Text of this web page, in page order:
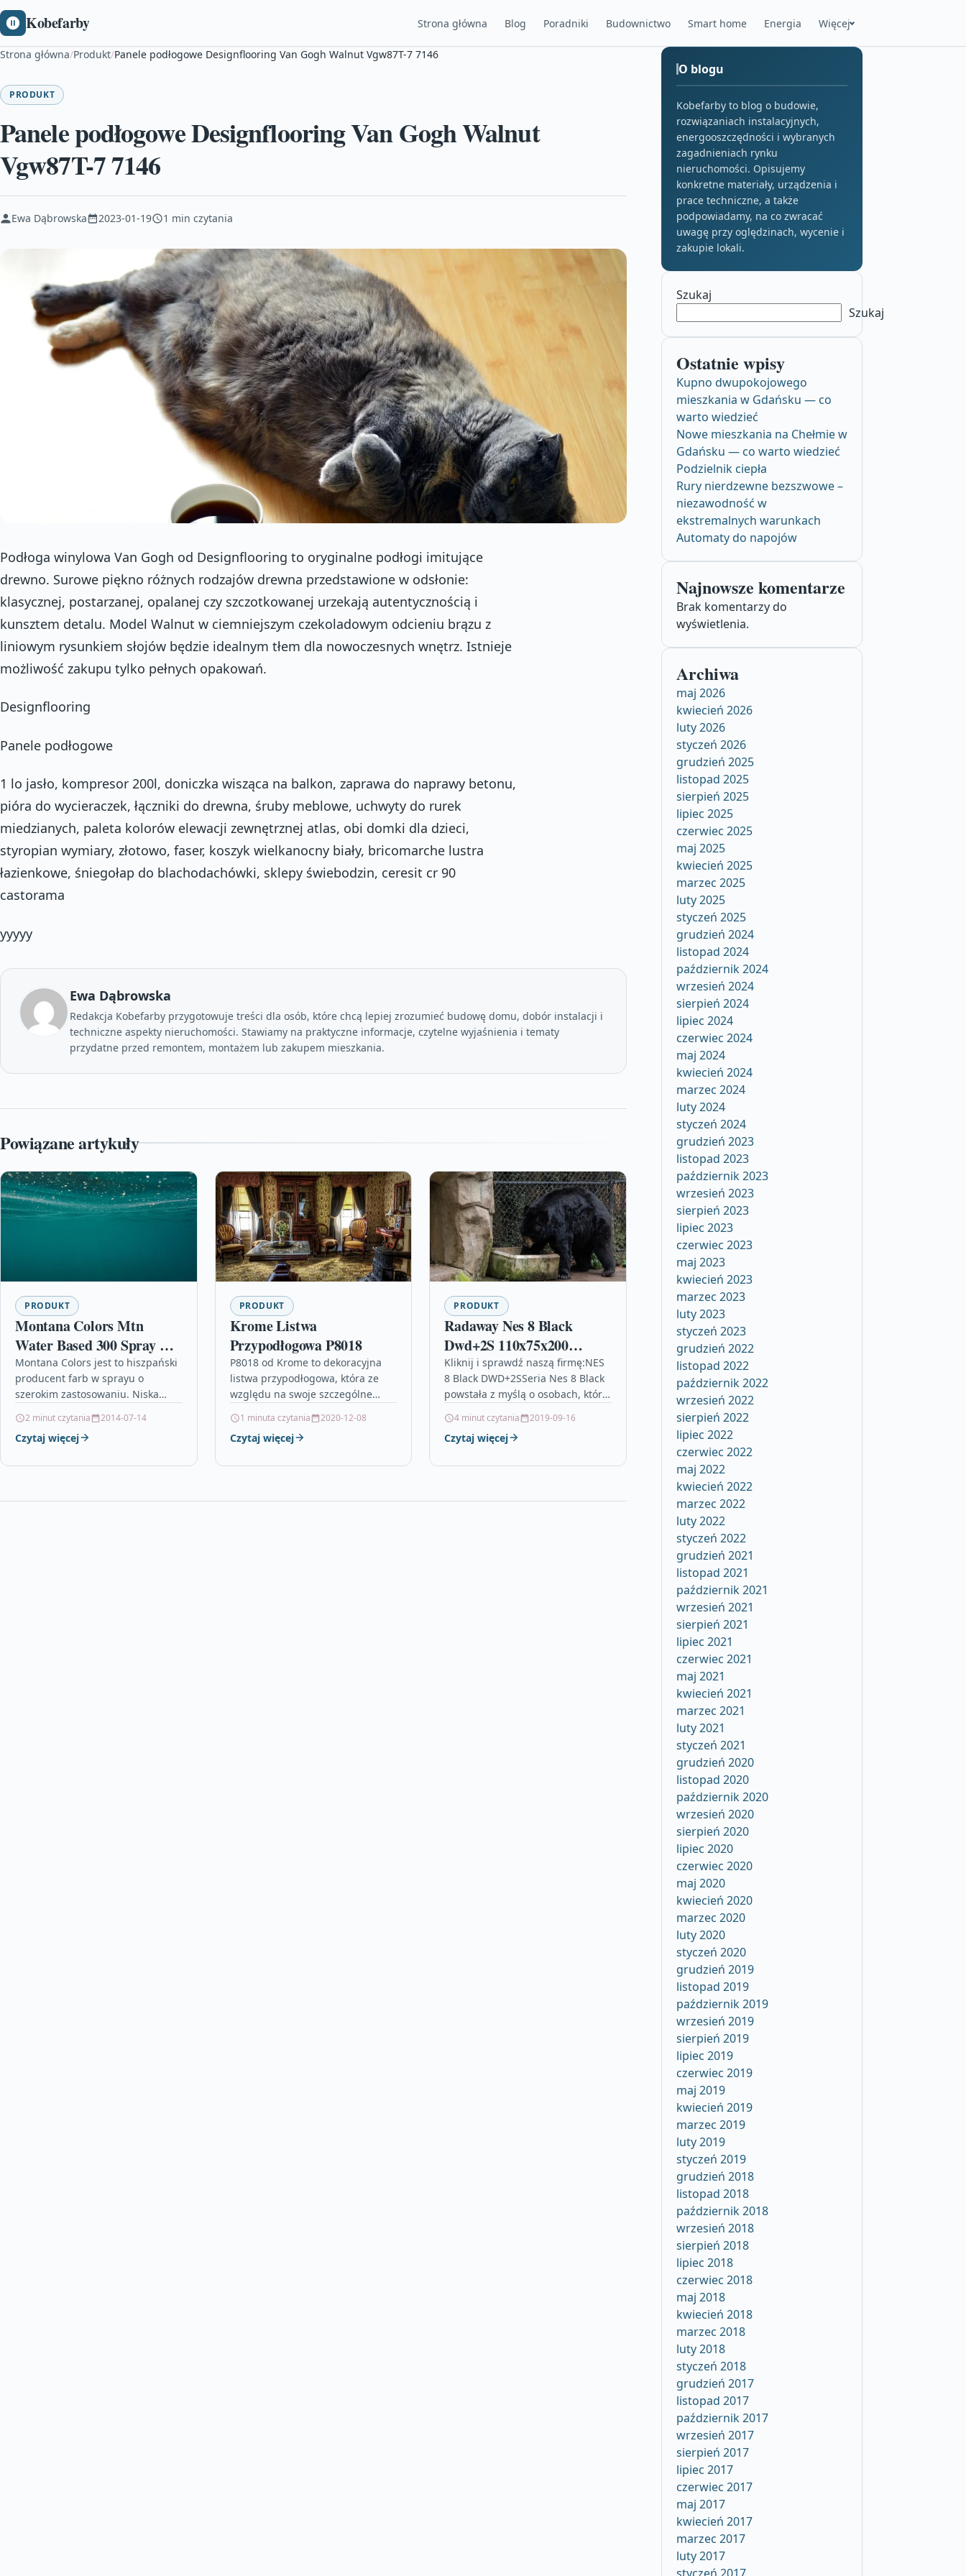
Kobefarby Strona główna Blog Poradniki Budownictwo Smart home Energia Więcej
Strona główna/Produkt/Panele podłogowe Designflooring Van Gogh Walnut Vgw87T-7 7146
PRODUKT
Panele podłogowe Designflooring Van Gogh Walnut
Vgw87T-7 7146
Ewa Dąbrowska 2023-01-19 1 min czytania
Podłoga winylowa Van Gogh od Designflooring to oryginalne podłogi imitujące
drewno. Surowe piękno różnych rodzajów drewna przedstawione w odsłonie:
klasycznej, postarzanej, opalanej czy szczotkowanej urzekają autentycznością i
kunsztem detalu. Model Walnut w ciemniejszym czekoladowym odcieniu brązu z
liniowym rysunkiem słojów będzie idealnym tłem dla nowoczesnych wnętrz. Istnieje
możliwość zakupu tylko pełnych opakowań.
Designflooring
Panele podłogowe
1 lo jasło, kompresor 200l, doniczka wisząca na balkon, zaprawa do naprawy betonu,
pióra do wycieraczek, łączniki do drewna, śruby meblowe, uchwyty do rurek
miedzianych, paleta kolorów elewacji zewnętrznej atlas, obi domki dla dzieci,
styropian wymiary, złotowo, faser, koszyk wielkanocny biały, bricomarche lustra
łazienkowe, śniegołap do blachodachówki, sklepy świebodzin, ceresit cr 90
castorama
yyyyy
Ewa Dąbrowska
Redakcja Kobefarby przygotowuje treści dla osób, które chcą lepiej zrozumieć budowę domu, dobór instalacji i
techniczne aspekty nieruchomości. Stawiamy na praktyczne informacje, czytelne wyjaśnienia i tematy
przydatne przed remontem, montażem lub zakupem mieszkania.
Powiązane artykuły
PRODUKT
Montana Colors Mtn
Water Based 300 Spray Rv-
14 Blue Green Deep 300ml
Montana Colors jest to hiszpański
producent farb w sprayu o
szerokim zastosowaniu. Niska
oznacza, że intensywność
zapachu jest minimalna, co
2 minut czytania 2014-07-14
Czytaj więcej
PRODUKT
Krome Listwa
Przypodłogowa P8018
P8018 od Krome to dekoracyjna
listwa przypodłogowa, która ze
względu na swoje szczególne
wysoką trwałością i odpornością
na uszkodzenia mechaniczne,
1 minuta czytania 2020-12-08
Czytaj więcej
PRODUKT
Radaway Nes 8 Black
Dwd+2S 110x75x200
100821105401+100800755401+100800755401
Kliknij i sprawdź naszą firmę:NES
8 Black DWD+2SSeria Nes 8 Black
powstała z myślą o osobach, które
wzornictwo i najwyższą jakość…
4 minut czytania 2019-09-16
Czytaj więcej
O blogu
Kobefarby to blog o budowie,
rozwiązaniach instalacyjnych,
energooszczędności i wybranych
zagadnieniach rynku
nieruchomości. Opisujemy
konkretne materiały, urządzenia i
prace techniczne, a także
podpowiadamy, na co zwracać
uwagę przy oględzinach, wycenie i
zakupie lokali.
Szukaj
Szukaj
Ostatnie wpisy
Kupno dwupokojowego
mieszkania w Gdańsku — co
warto wiedzieć
Nowe mieszkania na Chełmie w
Gdańsku — co warto wiedzieć
Podzielnik ciepła
Rury nierdzewne bezszwowe –
niezawodność w
ekstremalnych warunkach
Automaty do napojów
Najnowsze komentarze
Brak komentarzy do
wyświetlenia.
Archiwa
maj 2026
kwiecień 2026
luty 2026
styczeń 2026
grudzień 2025
listopad 2025
sierpień 2025
lipiec 2025
czerwiec 2025
maj 2025
kwiecień 2025
marzec 2025
luty 2025
styczeń 2025
grudzień 2024
listopad 2024
październik 2024
wrzesień 2024
sierpień 2024
lipiec 2024
czerwiec 2024
maj 2024
kwiecień 2024
marzec 2024
luty 2024
styczeń 2024
grudzień 2023
listopad 2023
październik 2023
wrzesień 2023
sierpień 2023
lipiec 2023
czerwiec 2023
maj 2023
kwiecień 2023
marzec 2023
luty 2023
styczeń 2023
grudzień 2022
listopad 2022
październik 2022
wrzesień 2022
sierpień 2022
lipiec 2022
czerwiec 2022
maj 2022
kwiecień 2022
marzec 2022
luty 2022
styczeń 2022
grudzień 2021
listopad 2021
październik 2021
wrzesień 2021
sierpień 2021
lipiec 2021
czerwiec 2021
maj 2021
kwiecień 2021
marzec 2021
luty 2021
styczeń 2021
grudzień 2020
listopad 2020
październik 2020
wrzesień 2020
sierpień 2020
lipiec 2020
czerwiec 2020
maj 2020
kwiecień 2020
marzec 2020
luty 2020
styczeń 2020
grudzień 2019
listopad 2019
październik 2019
wrzesień 2019
sierpień 2019
lipiec 2019
czerwiec 2019
maj 2019
kwiecień 2019
marzec 2019
luty 2019
styczeń 2019
grudzień 2018
listopad 2018
październik 2018
wrzesień 2018
sierpień 2018
lipiec 2018
czerwiec 2018
maj 2018
kwiecień 2018
marzec 2018
luty 2018
styczeń 2018
grudzień 2017
listopad 2017
październik 2017
wrzesień 2017
sierpień 2017
lipiec 2017
czerwiec 2017
maj 2017
kwiecień 2017
marzec 2017
luty 2017